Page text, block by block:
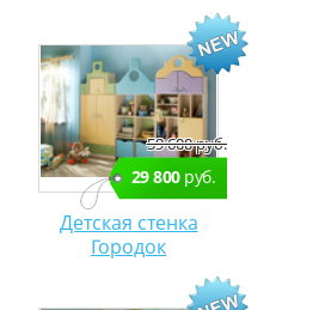
59 600 руб.
29 800руб.
Детская стенка
Городок